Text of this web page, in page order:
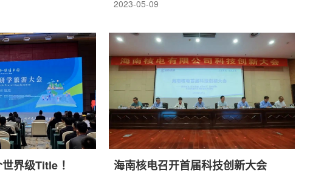
行。
2023-05-09
界级Title ！ 海南核电召开首届科技创新大会